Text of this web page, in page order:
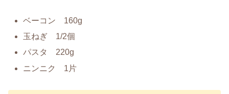
ベーコン 160g
玉ねぎ 1/2個
パスタ 220g
ニンニク 1片